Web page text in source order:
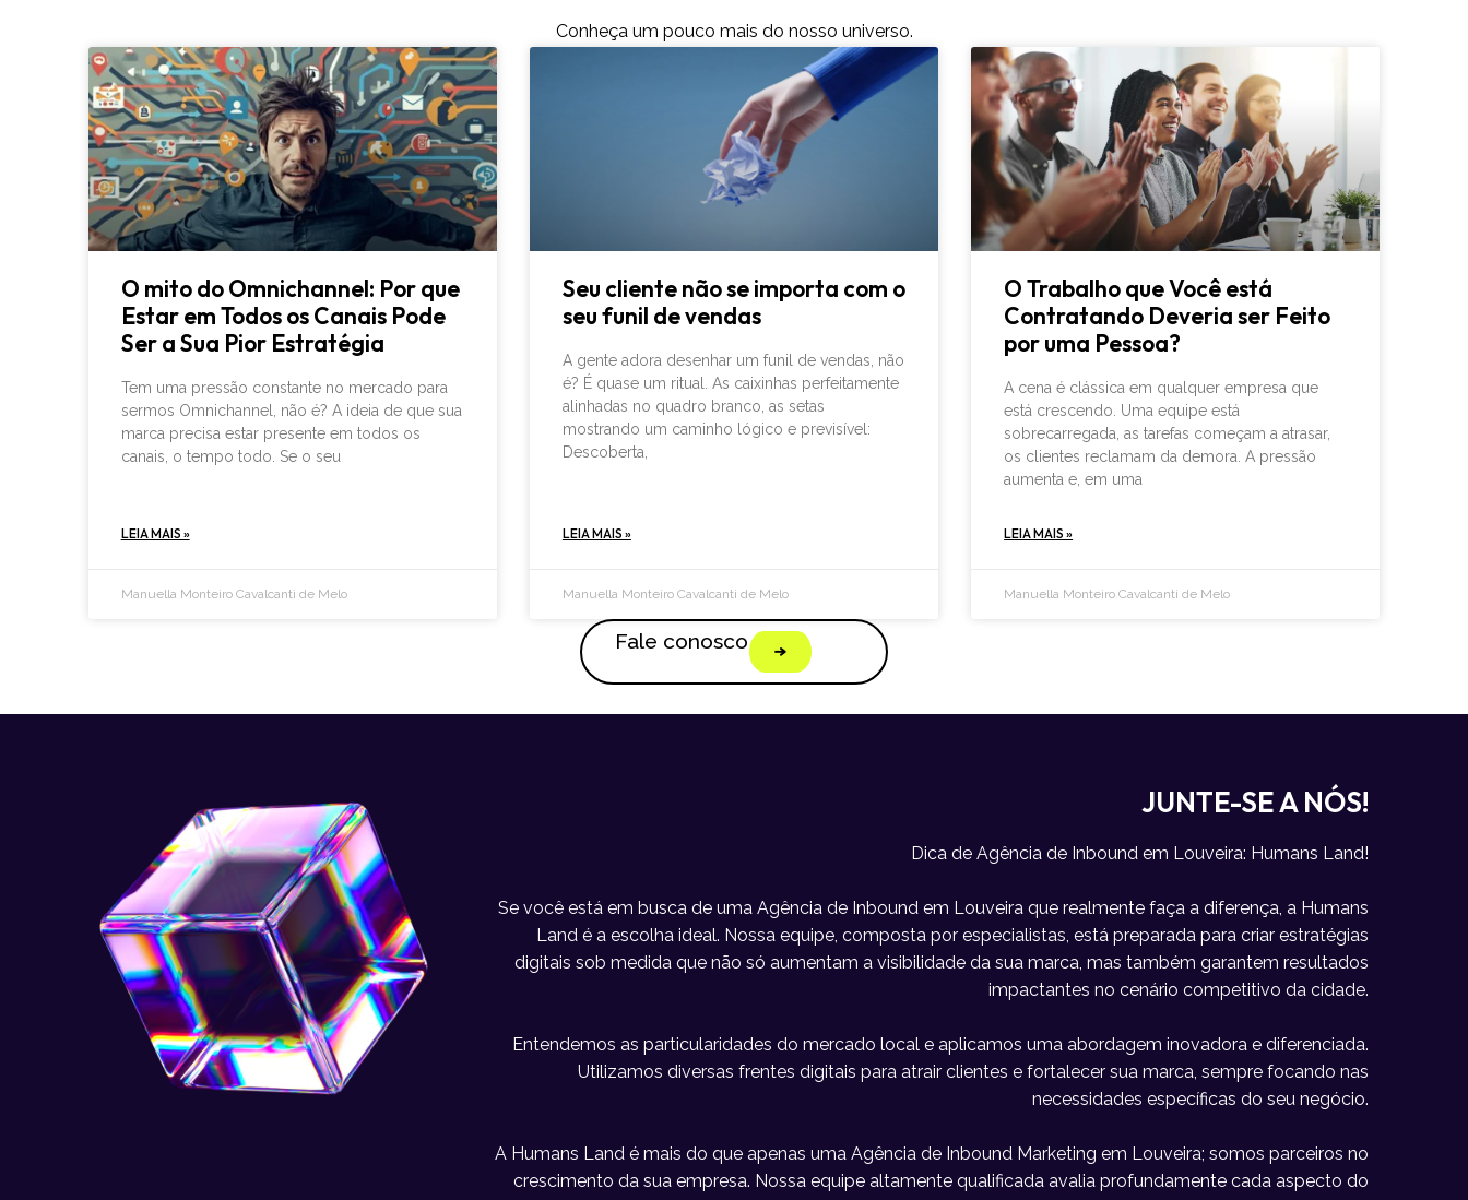
Conheça um pouco mais do nosso universo.
O mito do Omnichannel: Por que
Estar em Todos os Canais Pode
Ser a Sua Pior Estratégia
Tem uma pressão constante no mercado para
sermos Omnichannel, não é? A ideia de que sua
marca precisa estar presente em todos os
canais, o tempo todo. Se o seu
LEIA MAIS »
Manuella Monteiro Cavalcanti de Melo
Seu cliente não se importa com o
seu funil de vendas
A gente adora desenhar um funil de vendas, não
é? É quase um ritual. As caixinhas perfeitamente
alinhadas no quadro branco, as setas
mostrando um caminho lógico e previsível:
Descoberta,
LEIA MAIS »
Manuella Monteiro Cavalcanti de Melo
O Trabalho que Você está
Contratando Deveria ser Feito
por uma Pessoa?
A cena é clássica em qualquer empresa que
está crescendo. Uma equipe está
sobrecarregada, as tarefas começam a atrasar,
os clientes reclamam da demora. A pressão
aumenta e, em uma
LEIA MAIS »
Manuella Monteiro Cavalcanti de Melo
Fale conosco
JUNTE-SE A NÓS!
Dica de Agência de Inbound em Louveira: Humans Land!
Se você está em busca de uma Agência de Inbound em Louveira que realmente faça a diferença, a Humans
Land é a escolha ideal. Nossa equipe, composta por especialistas, está preparada para criar estratégias
digitais sob medida que não só aumentam a visibilidade da sua marca, mas também garantem resultados
impactantes no cenário competitivo da cidade.
Entendemos as particularidades do mercado local e aplicamos uma abordagem inovadora e diferenciada.
Utilizamos diversas frentes digitais para atrair clientes e fortalecer sua marca, sempre focando nas
necessidades específicas do seu negócio.
A Humans Land é mais do que apenas uma Agência de Inbound Marketing em Louveira; somos parceiros no
crescimento da sua empresa. Nossa equipe altamente qualificada avalia profundamente cada aspecto do